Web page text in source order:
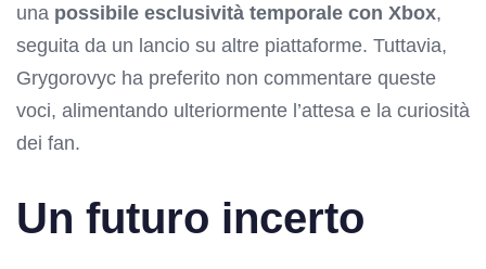
una possibile esclusività temporale con Xbox,
seguita da un lancio su altre piattaforme. Tuttavia,
Grygorovyc ha preferito non commentare queste
voci, alimentando ulteriormente l’attesa e la curiosità
dei fan.
Un futuro incerto